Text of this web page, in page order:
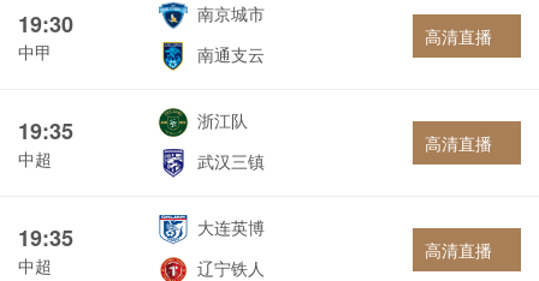
19:30
中甲
南京城市
南通支云
高清直播
19:35
中超
浙江队
武汉三镇
高清直播
19:35
中超
大连英博
辽宁铁人
高清直播